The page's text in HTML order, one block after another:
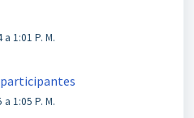
1:01 P. M.
1:05 P. M.